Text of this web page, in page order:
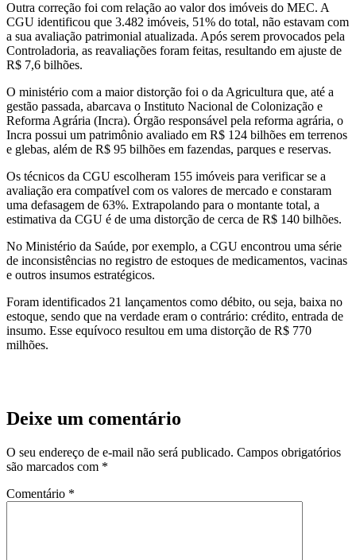
Outra correção foi com relação ao valor dos imóveis do MEC. A
CGU identificou que 3.482 imóveis, 51% do total, não estavam com
a sua avaliação patrimonial atualizada. Após serem provocados pela
Controladoria, as reavaliações foram feitas, resultando em ajuste de
R$ 7,6 bilhões.
O ministério com a maior distorção foi o da Agricultura que, até a
gestão passada, abarcava o Instituto Nacional de Colonização e
Reforma Agrária (Incra). Órgão responsável pela reforma agrária, o
Incra possui um patrimônio avaliado em R$ 124 bilhões em terrenos
e glebas, além de R$ 95 bilhões em fazendas, parques e reservas.
Os técnicos da CGU escolheram 155 imóveis para verificar se a
avaliação era compatível com os valores de mercado e constaram
uma defasagem de 63%. Extrapolando para o montante total, a
estimativa da CGU é de uma distorção de cerca de R$ 140 bilhões.
No Ministério da Saúde, por exemplo, a CGU encontrou uma série
de inconsistências no registro de estoques de medicamentos, vacinas
e outros insumos estratégicos.
Foram identificados 21 lançamentos como débito, ou seja, baixa no
estoque, sendo que na verdade eram o contrário: crédito, entrada de
insumo. Esse equívoco resultou em uma distorção de R$ 770
milhões.
Deixe um comentário
O seu endereço de e-mail não será publicado. Campos obrigatórios
são marcados com *
Comentário *